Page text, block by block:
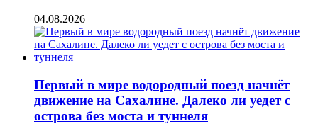
04.08.2026
Первый в мире водородный поезд начнёт
движение на Сахалине. Далеко ли уедет с
острова без моста и туннеля